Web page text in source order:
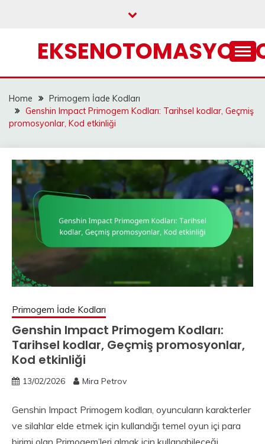
Home
Primogem İade Kodları
Genshin Impact Primogem Kodları: Tarihsel kodlar, Geçmiş
promosyonlar, Kod etkinliği
Primogem İade Kodları
Genshin Impact Primogem Kodları:
Tarihsel kodlar, Geçmiş promosyonlar,
Kod etkinliği
13/02/2026 Mira Petrov
Genshin Impact Primogem kodları, oyuncuların karakterler
ve silahlar elde etmek için kullandığı temel oyun içi para